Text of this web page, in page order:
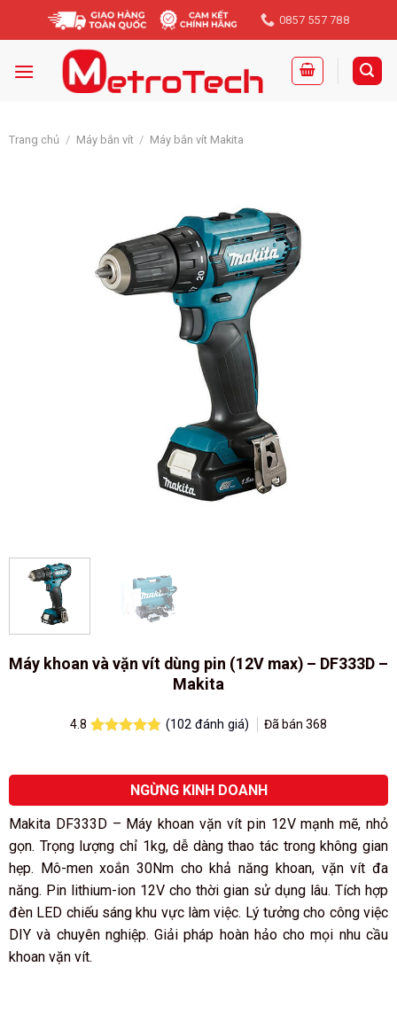
0857 557 788
Trang chủ / Máy bắn vít / Máy bắn vít Makita
Máy khoan và vặn vít dùng pin (12V max) – DF333D –
Makita
4.8
đánh giá
(102đánh giá) Đã bán 368
NGỪNG KINH DOANH
Makita DF333D – Máy khoan vặn vít pin 12V mạnh mẽ, nhỏ
gọn. Trọng lượng chỉ 1kg, dễ dàng thao tác trong không gian
hẹp. Mô-men xoắn 30Nm cho khả năng khoan, vặn vít đa
năng. Pin lithium-ion 12V cho thời gian sử dụng lâu. Tích hợp
đèn LED chiếu sáng khu vực làm việc. Lý tưởng cho công việc
DIY và chuyên nghiệp. Giải pháp hoàn hảo cho mọi nhu cầu
khoan vặn vít.